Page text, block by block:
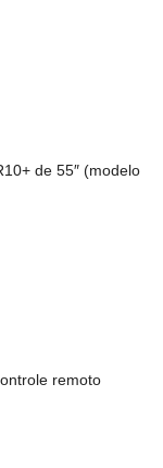
de 55″ (modelo
remoto